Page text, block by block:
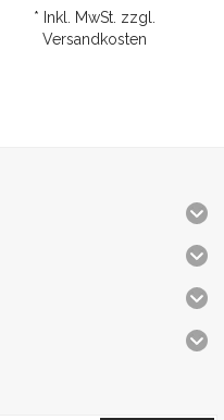
* Inkl. MwSt. zzgl.
Versandkosten